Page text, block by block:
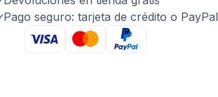
Pago seguro: tarjeta de crédito o PayPal